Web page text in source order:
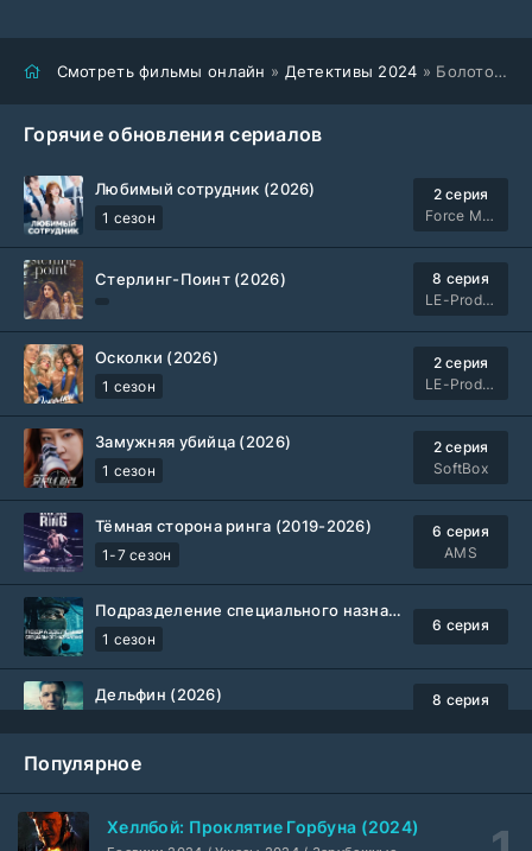
Смотреть фильмы онлайн » Детективы 2024 » Болото (2024)
Горячие обновления сериалов
Любимый сотрудник (2026)
1 сезон
2 серия
Force Media
Стерлинг-Поинт (2026)
8 серия
LE-Production
Осколки (2026)
1 сезон
2 серия
LE-Production
Замужняя убийца (2026)
1 сезон
2 серия
SoftBox
Тёмная сторона ринга (2019-2026)
1-7 сезон
6 серия
AMS
Подразделение специального назначения (2026)
1 сезон
6 серия
Дельфин (2026)
8 серия
Популярное
Хеллбой: Проклятие Горбуна (2024)